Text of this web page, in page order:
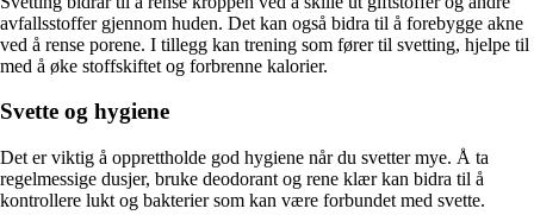
avfallsstoffer gjennom huden. Det kan også bidra til å forebygge akne
ved å rense porene. I tillegg kan trening som fører til svetting, hjelpe til
med å øke stoffskiftet og forbrenne kalorier.
Svette og hygiene
Det er viktig å opprettholde god hygiene når du svetter mye. Å ta
regelmessige dusjer, bruke deodorant og rene klær kan bidra til å
kontrollere lukt og bakterier som kan være forbundet med svette.